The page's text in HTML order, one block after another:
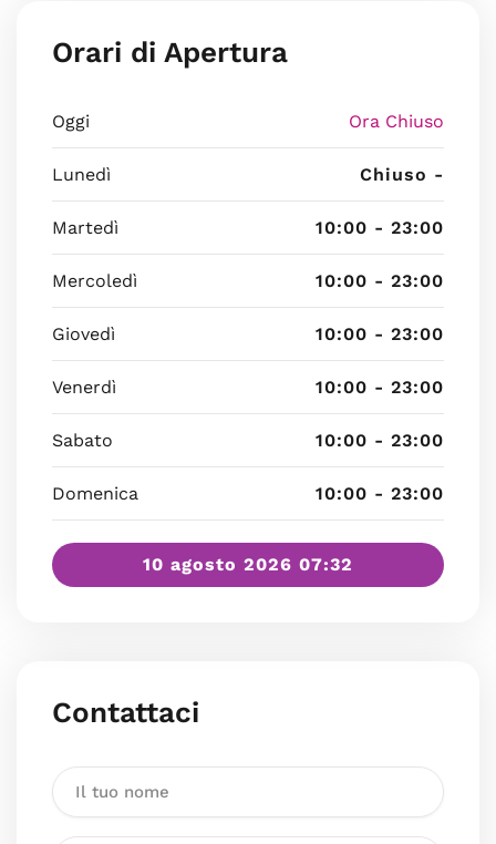
Orari di Apertura
Oggi Ora Chiuso
Lunedì Chiuso -
Martedì 10:00 - 23:00
Mercoledì 10:00 - 23:00
Giovedì 10:00 - 23:00
Venerdì 10:00 - 23:00
Sabato 10:00 - 23:00
Domenica 10:00 - 23:00
10 agosto 2026 07:32
Contattaci